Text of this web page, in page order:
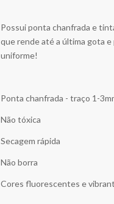
Possui ponta chanfrada e
que rende até a última gota
uniforme!
Ponta chanfrada - traço 1-
Não tóxica
Secagem rápida
Não borra
Cores fluorescentes e